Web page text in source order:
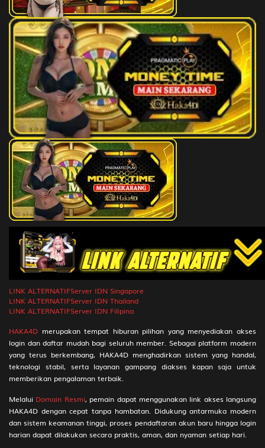
192
Drakula - Kelelawar - Mendaki
Gunung - Cetok - Rok - Betari
Durga
80-70-
30)
193
Orang Eskimo - Beruang -
Pembawa Obor - Pacul - Guru -
Bagong
2D
50 (47-
98-74-
48)
194
Ahli Filsafat - Kerang - Patelele -
Tebu - Celana - Narodo
2D
51 (55-
45-22-
95)
195
Raja Laut - Ikan Paus - Main Tali
- Matahari - Dompet - Antasena
2D
52 (66-
196
Drakula - Kelelawar - Mendaki
Gunung - Cetok - Rok - Betari
Durga
197
Penjual Silat - Ikan Duri -
Akrobat - Rambutan - Taxi,Taksi
- Abimanyu
02-35-
52)
198
Raja Kera - Ikan Lele - Sepatu
Roda - Kalung - Dokar - Kera
Hanoman
Gelang - Kemaron - Rd Seta
39-20-
89)
200
Budak - Ikan Duyung - Ringen -
Kenanga - Cikar - Limbuk
2D
56 (70-
201
Putra Raja - Kakak Tua - Dakon -
Kedondong - Kaos - Rd Lesmana
2D
59 (83-
37-38-
87)
LINK ALTERNATIFServer IDN Singapore
LINK ALTERNATIFServer IDN Thailand
LINK ALTERNATIFServer IDN Filipina
HAKA4D merupakan tempat hiburan pilihan yang menyediakan akses
login dan daftar mudah bagi seluruh member. Sebagai platform modern
yang terus berkembang, HAKA4D menghadirkan sistem yang handal,
teknologi stabil, serta layanan gampang diakses kapan saja untuk
memberikan pengalaman terbaik.
Melalui Domain Resmi, pemain dapat menggunakan link akses langsung
HAKA4D dengan cepat tanpa hambatan. Didukung antarmuka modern
dan sistem keamanan tinggi, proses pendaftaran akun baru hingga login
harian dapat dilakukan secara praktis, aman, dan nyaman setiap hari.